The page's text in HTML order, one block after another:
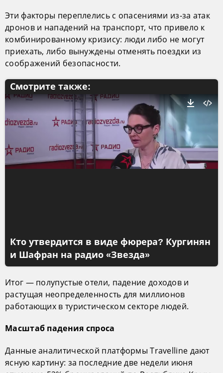
Эти факторы переплелись с опасениями из‑за атак
дронов и нападений на транспорт, что привело к
комбинированному кризису: люди либо не могут
приехать, либо вынуждены отменять поездки из
соображений безопасности.
Смотрите также:
Кто утвердится в виде фюрера? Кургинян
и Шафран на радио «Звезда»
Итог — полупустые отели, падение доходов и
растущая неопределенность для миллионов
работающих в туристическом секторе людей.
Масштаб падения спроса
Данные аналитической платформы Travelline дают
ясную картину: за последние две недели июня